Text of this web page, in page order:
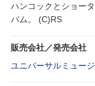
ハンコックとショー
バム。 (C)RS
販売会社／発売会社
ユニバーサルミュー